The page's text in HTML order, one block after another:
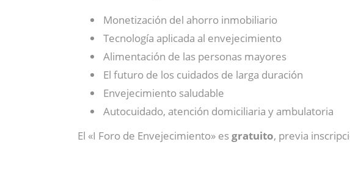
Monetización del ahorro inmobiliario
Tecnología aplicada al envejecimiento
Alimentación de las personas mayores
El futuro de los cuidados de larga duración
Envejecimiento saludable
Autocuidado, atención domiciliaria y ambulatoria
El «I Foro de Envejecimiento» es gratuito, previa